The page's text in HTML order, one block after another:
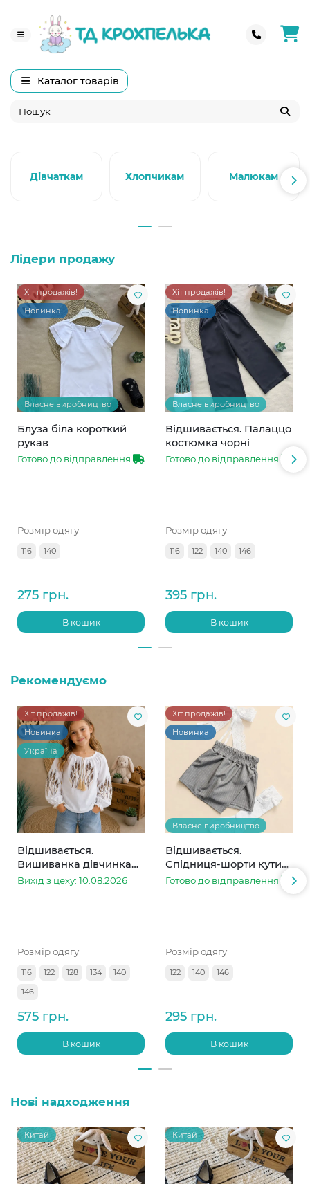
Каталог товарів
Дівчаткам Хлопчикам Малюкам
Лідери продажу
Хіт продажів!
Новинка
Власне виробництво
Блуза біла короткий
рукав
Готово до відправлення
Розмір одягу
116 140
275 грн.
В кошик
Хіт продажів!
Новинка
Власне виробництво
Відшивається. Палаццо
костюмка чорні
Готово до відправлення
Розмір одягу
116 122 140 146
395 грн.
В кошик
Рекомендуємо
Хіт продажів!
Новинка
Україна
Відшивається.
Вишиванка дівчинка
колоски
Вихід з цеху: 10.08.2026
Розмір одягу
116 122 128 134
140
146
575 грн.
В кошик
Хіт продажів!
Новинка
Власне виробництво
Відшивається.
Спідниця-шорти кутик
сіра в смужку
Готово до відправлення
Розмір одягу
122 140 146
295 грн.
В кошик
Нові надходження
Китай Китай